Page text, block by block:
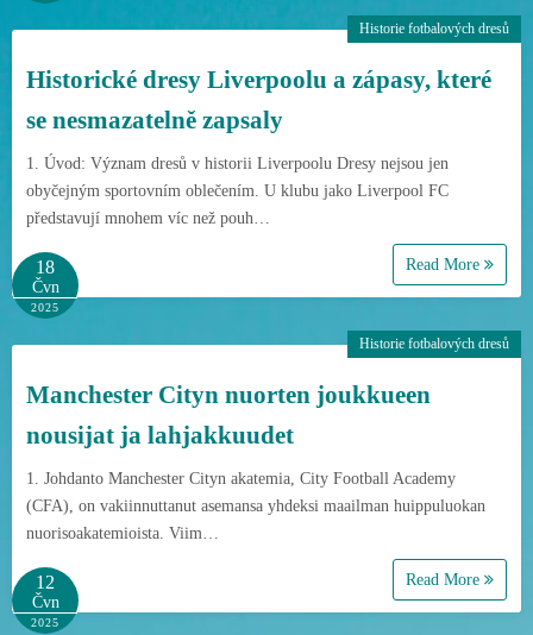
Historické dresy Liverpoolu a zápasy, které
se nesmazatelně zapsaly
1. Úvod: Význam dresů v historii Liverpoolu Dresy nejsou jen
obyčejným sportovním oblečením. U klubu jako Liverpool FC
představují mnohem víc než pouh…
Read More
Historie fotbalových dresů
18
Čvn
2025
Manchester Cityn nuorten joukkueen
nousijat ja lahjakkuudet
1. Johdanto Manchester Cityn akatemia, City Football Academy
(CFA), on vakiinnuttanut asemansa yhdeksi maailman huippuluokan
nuorisoakatemioista. Viim…
Read More
Historie fotbalových dresů
12
Čvn
2025